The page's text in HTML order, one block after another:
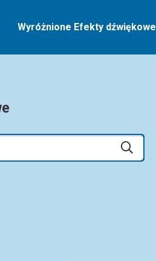
Wyróżnione Efekty dźwiękowe